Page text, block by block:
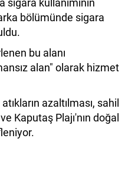
kullanımının
bölümünde sigara
bu alanı
alan" olarak hizmet
azaltılması, sahil
Kaputaş Plajı'nın doğal